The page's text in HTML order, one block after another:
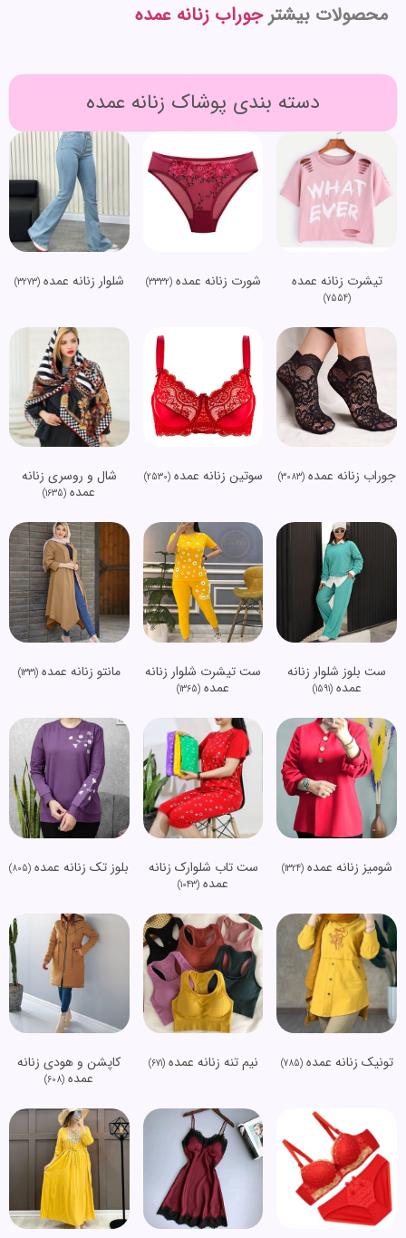
محصولات بیشترجوراب زنانه عمده
دسته بندی پوشاک زنانه عمده
تیشرت زنانه عمده
(7554)
شورت زنانه عمده(3332) شلوار زنانه عمده(3273)
جوراب زنانه عمده(3083) سوتین زنانه عمده(2530)
شال و روسری زنانه
عمده (1635)
ست بلوز شلوار زنانه
عمده(1591)
ست تیشرت شلوار زنانه
عمده (1365)
مانتو زنانه عمده(1331)
شومیز زنانه عمده(1324)
ست تاب شلوارک زنانه
عمده (1043)
بلوز تک زنانه عمده (805)
تونیک زنانه عمده(785) نیم تنه زنانه عمده(671)
کاپشن و هودی زنانه
عمده (608)